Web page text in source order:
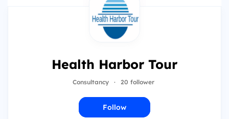
Health Harbor Tour
Consultancy · 20 follower
Follow